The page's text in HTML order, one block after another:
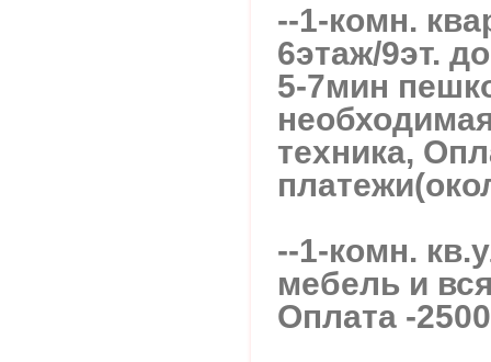
--1-комн.
6этаж/9эт.
5-7мин
техника,
--1-комн.
мебель и
Оплата -